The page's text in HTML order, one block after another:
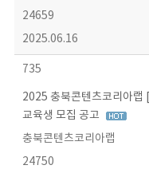
24659
2025.06.16
735
2025 충북콘텐츠코리아랩
교육생 모집 공고
충북콘텐츠코리아랩
24750